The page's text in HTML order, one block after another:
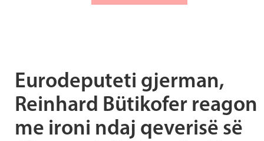
Eurodeputeti gjerman,
Reinhard Bütikofer reagon
me ironi ndaj qeverisë së